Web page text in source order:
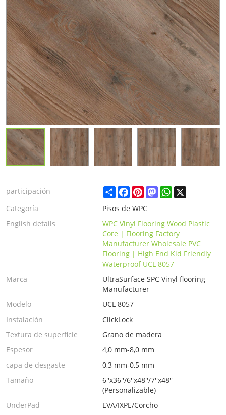
participación ShareFacebook
PinterestMastodonWhatsApp
X
Categoría
Pisos de WPC
English details
WPC Vinyl Flooring Wood Plastic
Core | Flooring Factory
Manufacturer Wholesale PVC
Flooring | High End Kid Friendly
Waterproof UCL 8057
Marca
UltraSurface SPC Vinyl flooring
Manufacturer
Modelo
UCL 8057
Instalación
ClickLock
Textura de superficie
Grano de madera
Espesor
4,0 mm-8,0 mm
capa de desgaste
0,3 mm-0,5 mm
Tamaño
6''x36''/6''x48''/7''x48''
(Personalizable)
UnderPad
EVA/IXPE/Corcho